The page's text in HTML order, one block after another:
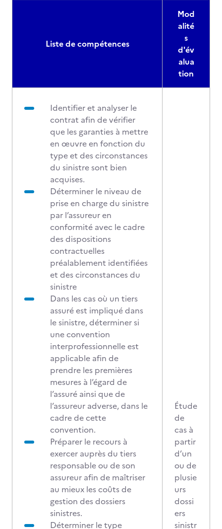
Liste de compétences
Mod
alité
s
d'év
alua
tion
Identifier et analyser le
contrat afin de vérifier
que les garanties à mettre
en œuvre en fonction du
type et des circonstances
du sinistre sont bien
acquises.
Déterminer le niveau de
prise en charge du sinistre
par l’assureur en
conformité avec le cadre
des dispositions
contractuelles
préalablement identifiées
et des circonstances du
sinistre
Dans les cas où un tiers
assuré est impliqué dans
le sinistre, déterminer si
une convention
interprofessionnelle est
applicable afin de
prendre les premières
mesures à l’égard de
l’assuré ainsi que de
l’assureur adverse, dans le
cadre de cette
convention.
Préparer le recours à
exercer auprès du tiers
responsable ou de son
assureur afin de maîtriser
au mieux les coûts de
gestion des dossiers
sinistres.
Déterminer le type
Étude
de
cas à
partir
d’un
ou de
plusie
urs
dossi
ers
sinistr